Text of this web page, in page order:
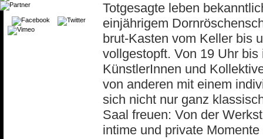
Totgesagte leben
einjährigem
brut-Kasten vom Keller bis
vollgestopft. Von 19 Uhr
KünstlerInnen und
von anderen mit einem
sich nicht nur ganz
Saal freuen: Von der
intime und private